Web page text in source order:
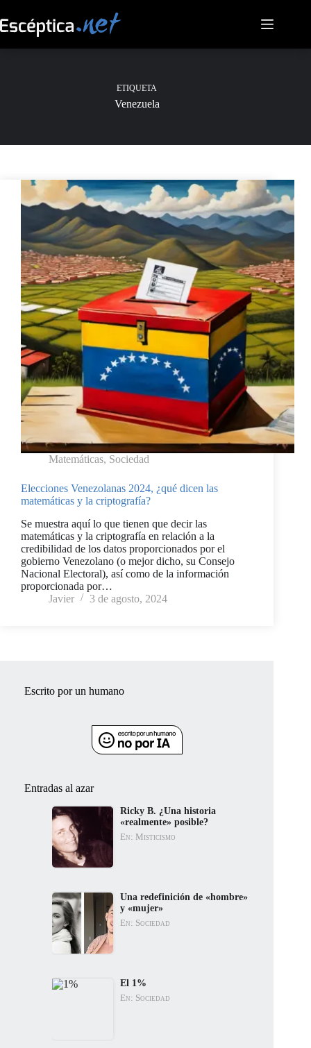
al
contenido
ETIQUETA
Venezuela
Matemáticas, Sociedad
Elecciones Venezolanas 2024, ¿qué dicen las
matemáticas y la criptografía?
Se muestra aquí lo que tienen que decir las
matemáticas y la criptografía en relación a la
credibilidad de los datos proporcionados por el
gobierno Venezolano (o mejor dicho, su Consejo
Nacional Electoral), así como de la información
proporcionada por…
Javier
3 de agosto, 2024
Escrito por un humano
Entradas al azar
Ricky B. ¿Una historia
«realmente» posible?
En: Misticismo
Una redefinición de «hombre»
y «mujer»
En: Sociedad
El 1%
En: Sociedad